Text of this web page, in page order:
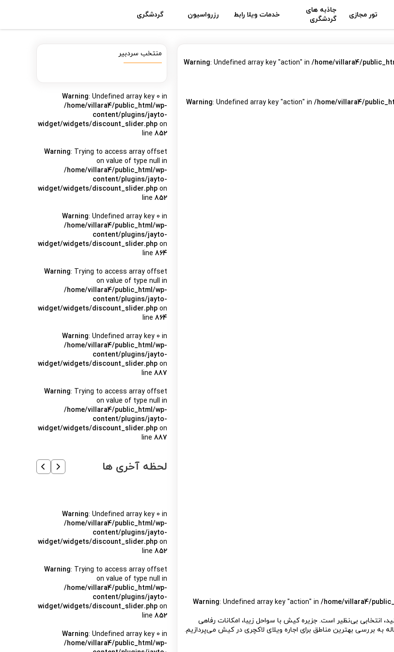
تور مجازی
جاذبه های
گردشگری
خدمات ویلا رابط رزرواسیون گردشگری
Warning: Undefined array key "action" in /home/villara4/
Warning: Undefined array key "action" in /home/villara4/
Warning: Undefined array key "action" in /home/villara4/
انتخابی بی‌نظیر است. جزیره کیش با سواحل زیبا، امکانات رفاهی
به بررسی بهترین مناطق برای اجاره ویلای لاکچری در کیش می‌پردازیم.
منتخب سردبیر
Warning: Undefined array key 0 in
/home/villara4/public_html/wp-
content/plugins/jayto-
widget/widgets/discount_slider.php on
line852
Warning: Trying to access array offset
on value of type null in
/home/villara4/public_html/wp-
content/plugins/jayto-
widget/widgets/discount_slider.php on
line852
Warning: Undefined array key 0 in
/home/villara4/public_html/wp-
content/plugins/jayto-
widget/widgets/discount_slider.php on
line864
Warning: Trying to access array offset
on value of type null in
/home/villara4/public_html/wp-
content/plugins/jayto-
widget/widgets/discount_slider.php on
line864
Warning: Undefined array key 0 in
/home/villara4/public_html/wp-
content/plugins/jayto-
widget/widgets/discount_slider.php on
line887
Warning: Trying to access array offset
on value of type null in
/home/villara4/public_html/wp-
content/plugins/jayto-
widget/widgets/discount_slider.php on
line887
لحظه آخری ها
Warning: Undefined array key 0 in
/home/villara4/public_html/wp-
content/plugins/jayto-
widget/widgets/discount_slider.php on
line852
Warning: Trying to access array offset
on value of type null in
/home/villara4/public_html/wp-
content/plugins/jayto-
widget/widgets/discount_slider.php on
line852
Warning: Undefined array key 0 in
/home/villara4/public_html/wp-